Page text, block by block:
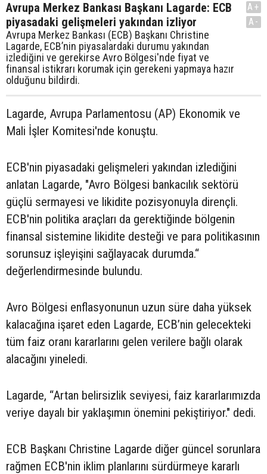
Avrupa Merkez Bankası Başkanı Lagarde: ECB
piyasadaki gelişmeleri yakından izliyor
Avrupa Merkez Bankası (ECB) Başkanı Christine
Lagarde, ECB’nin piyasalardaki durumu yakından
izlediğini ve gerekirse Avro Bölgesi'nde fiyat ve
finansal istikrarı korumak için gerekeni yapmaya hazır
olduğunu bildirdi.
A+
A-
Lagarde, Avrupa Parlamentosu (AP) Ekonomik ve
Mali İşler Komitesi'nde konuştu.
ECB'nin piyasadaki gelişmeleri yakından izlediğini
anlatan Lagarde, "Avro Bölgesi bankacılık sektörü
güçlü sermayesi ve likidite pozisyonuyla dirençli.
ECB'nin politika araçları da gerektiğinde bölgenin
finansal sistemine likidite desteği ve para politikasının
sorunsuz işleyişini sağlayacak durumda.“
değerlendirmesinde bulundu.
Avro Bölgesi enflasyonunun uzun süre daha yüksek
kalacağına işaret eden Lagarde, ECB’nin gelecekteki
tüm faiz oranı kararlarını gelen verilere bağlı olarak
alacağını yineledi.
Lagarde, “Artan belirsizlik seviyesi, faiz kararlarımızda
veriye dayalı bir yaklaşımın önemini pekiştiriyor." dedi.
ECB Başkanı Christine Lagarde diğer güncel sorunlara
rağmen ECB'nin iklim planlarını sürdürmeye kararlı